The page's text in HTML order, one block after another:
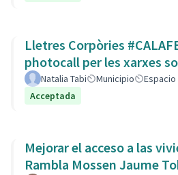
Lletres Corpòries
photocall per les xarxes
Natalia Tabi Municipio
Acceptada
Mejorar el acceso a las viviendas sitas en
Rambla Mossen Jaume